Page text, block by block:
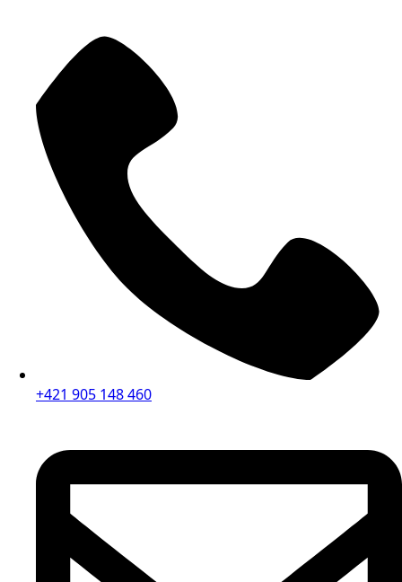
+421 905 148 460